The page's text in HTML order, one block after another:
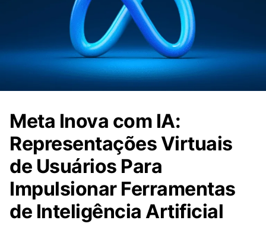
Meta Inova com IA:
Representações Virtuais
de Usuários Para
Impulsionar Ferramentas
de Inteligência Artificial